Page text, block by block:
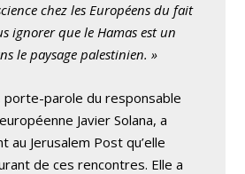
chez les Européens du fait
ignorer que le Hamas est un
le paysage palestinien. »
porte-parole du responsable
Javier Solana, a
au Jerusalem Post qu’elle
de ces rencontres. Elle a